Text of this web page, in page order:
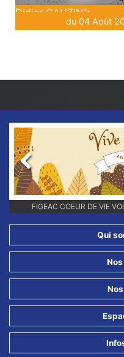
Didier GAUZIN">
du 04 Août
FIGEAC COEUR DE VIE
RETROUVEZ-NOUS SUR NOS
POUR NE RIEN
Previous
Qui